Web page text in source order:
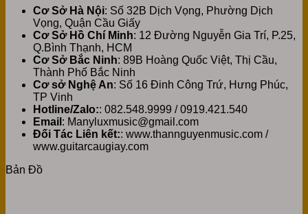
Cơ Sở Hà Nội: Số 32B Dịch Vọng, Phường Dịch
Vọng, Quận Cầu Giấy
Cơ Sở Hồ Chí Minh: 12 Đường Nguyễn Gia Trí, P.25,
Q.Bình Thạnh, HCM
Cơ Sở Bắc Ninh: 89B Hoàng Quốc Việt, Thị Cầu,
Thành Phố Bắc Ninh
Cơ sở Nghệ An: Số 16 Đinh Công Trứ, Hưng Phúc,
TP Vinh
Hotline/Zalo:: 082.548.9999 / 0919.421.540
Email : Manyluxmusic@gmail.com
Đối Tác Liên kết:: www.thannguyenmusic.com /
www.guitarcaugiay.com
Bản Đồ